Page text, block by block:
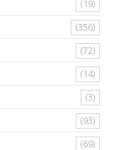
(19)
(356)
(72)
(14)
(3)
(93)
(69)